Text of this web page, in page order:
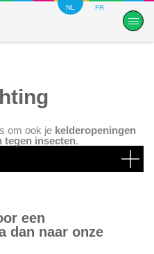
NL FR
om ook je kelderopeningen
tegen insecten.
een
dan naar onze